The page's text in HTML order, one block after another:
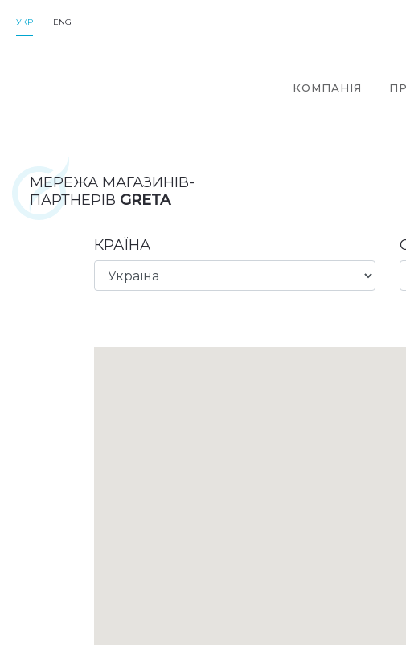
УКР ENG
КОМПАНІЯ
МЕРЕЖА МАГАЗИНІВ-
ПАРТНЕРІВ GRETA
КРАЇНА